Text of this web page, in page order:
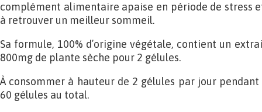
complément alimentaire apaise en période de stress
à retrouver un meilleur sommeil.
Sa formule, 100% d’origine végétale, contient un
800mg de plante sèche pour 2 gélules.
À consommer à hauteur de 2 gélules par jour
60 gélules au total.